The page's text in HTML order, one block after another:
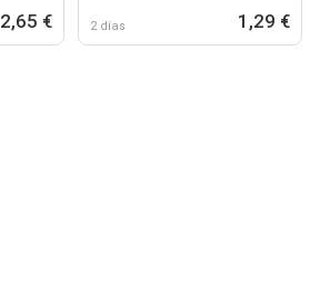
2,65 € 2 días 1,29 €